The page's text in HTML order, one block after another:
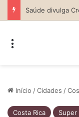
Início /Cidades /
Costa Rica Super